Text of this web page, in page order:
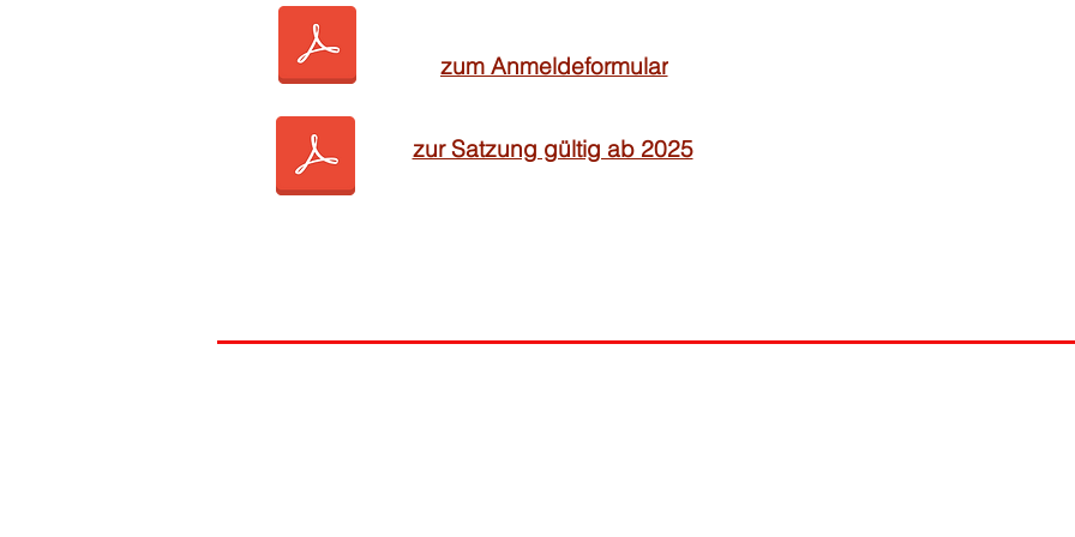
zum Anmeldeformular
zur Satzung gültig ab 2025